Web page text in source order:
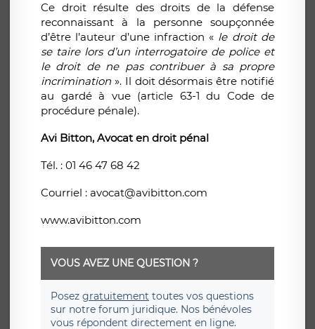
Ce droit résulte des droits de la défense
reconnaissant à la personne soupçonnée
d’être l’auteur d’une infraction « le droit de
se taire lors d’un interrogatoire de police et
le droit de ne pas contribuer à sa propre
incrimination ». Il doit désormais être notifié
au gardé à vue (article 63-1 du Code de
procédure pénale).
Avi Bitton, Avocat en droit pénal
Tél. : 01 46 47 68 42
Courriel : avocat@avibitton.com
www.avibitton.com
VOUS AVEZ UNE QUESTION ?
Posez gratuitement toutes vos questions
sur notre forum juridique. Nos bénévoles
vous répondent directement en ligne.